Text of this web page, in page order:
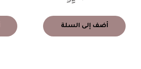
أضف إلى السلة